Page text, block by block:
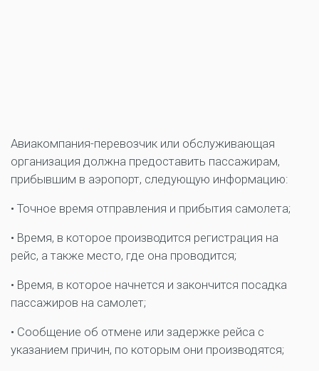
Авиакомпания-перевозчик или обслуживающая
организация должна предоставить пассажирам,
прибывшим в аэропорт, следующую информацию:
• Точное время отправления и прибытия самолета;
• Время, в которое производится регистрация на
рейс, а также место, где она проводится;
• Время, в которое начнется и закончится посадка
пассажиров на самолет;
• Сообщение об отмене или задержке рейса с
указанием причин, по которым они производятся;